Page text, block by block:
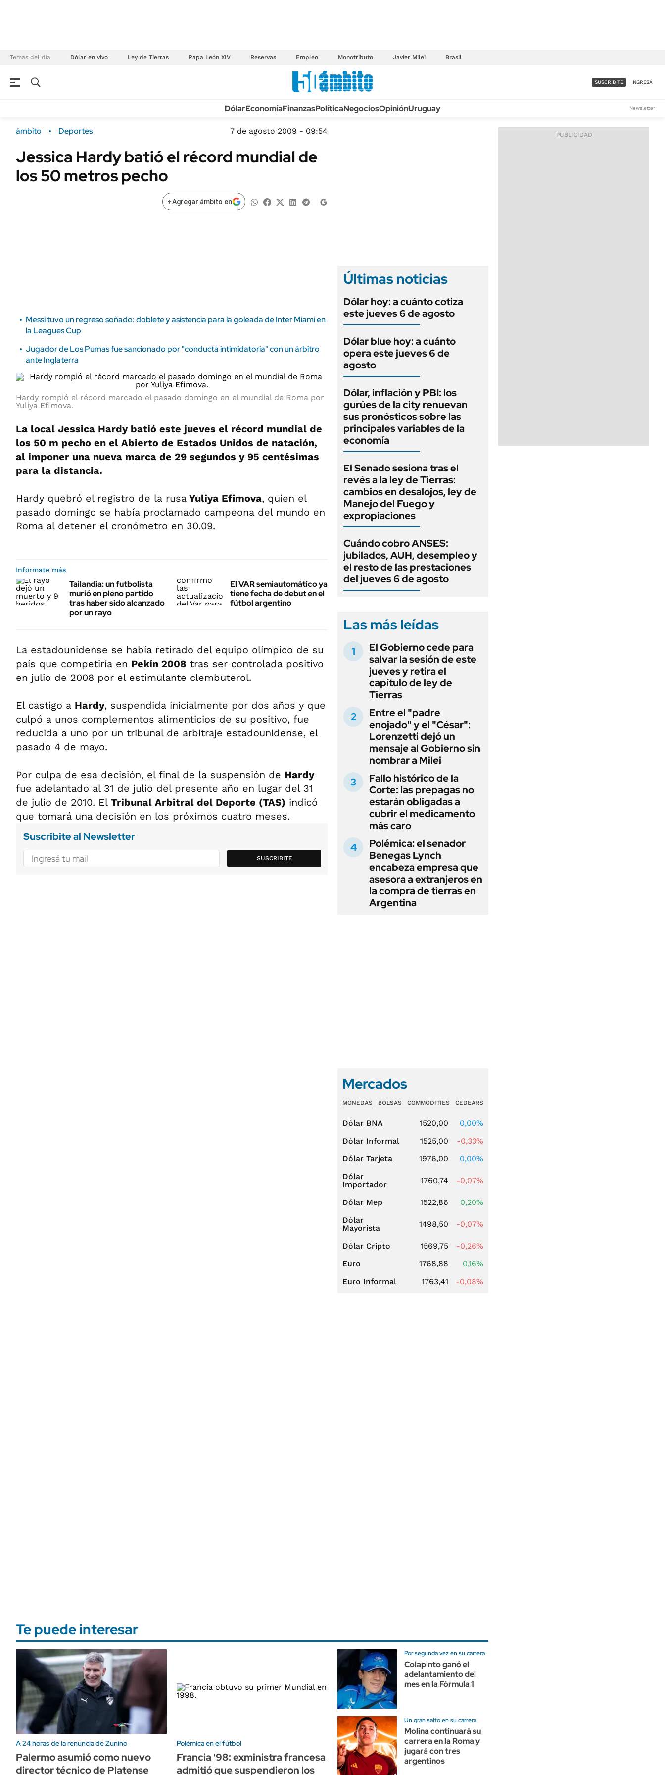
Temas del día Dólar en vivo Ley de Tierras Papa León XIV Reservas Empleo Monotributo Javier Milei Brasil
Campo
FINANZAS
Sustentabilidad
Seguros
POLÍTICA
TECNOLOGÍA
MÉXICO
MUNDO
ACCESO FULL - $1.800/MES
SUSCRIBITE INGRESÁ
DólarEconomíaFinanzasPolíticaNegociosOpiniónUruguay Newsletter
ámbito Deportes 7 de agosto 2009 - 09:54
Jessica Hardy batió el récord mundial de
los 50 metros pecho
+Agregar ámbito en
Messi tuvo un regreso soñado: doblete y asistencia para la goleada de Inter Miami en
la Leagues Cup
Jugador de Los Pumas fue sancionado por "conducta intimidatoria" con un árbitro
ante Inglaterra
Hardy rompió el récord marcado el pasado domingo en el mundial de Roma por
Yuliya Efimova.
La local Jessica Hardy batió este jueves el récord mundial de
los 50 m pecho en el Abierto de Estados Unidos de natación,
al imponer una nueva marca de 29 segundos y 95 centésimas
para la distancia.
Hardy quebró el registro de la rusa Yuliya Efimova, quien el
pasado domingo se había proclamado campeona del mundo en
Roma al detener el cronómetro en 30.09.
Informate más
Tailandia: un futbolista
murió en pleno partido
tras haber sido alcanzado
por un rayo
El VAR semiautomático ya
tiene fecha de debut en el
fútbol argentino
La estadounidense se había retirado del equipo olímpico de su
país que competiría en Pekín 2008 tras ser controlada positivo
en julio de 2008 por el estimulante clembuterol.
El castigo a Hardy, suspendida inicialmente por dos años y que
culpó a unos complementos alimenticios de su positivo, fue
reducida a uno por un tribunal de arbitraje estadounidense, el
pasado 4 de mayo.
Por culpa de esa decisión, el final de la suspensión de Hardy
fue adelantado al 31 de julio del presente año en lugar del 31
de julio de 2010. El Tribunal Arbitral del Deporte (TAS) indicó
que tomará una decisión en los próximos cuatro meses.
Suscribite al Newsletter
SUSCRIBITE
Últimas noticias
Dólar hoy: a cuánto cotiza
este jueves 6 de agosto
Dólar blue hoy: a cuánto
opera este jueves 6 de
agosto
Dólar, inflación y PBI: los
gurúes de la city renuevan
sus pronósticos sobre las
principales variables de la
economía
El Senado sesiona tras el
revés a la ley de Tierras:
cambios en desalojos, ley de
Manejo del Fuego y
expropiaciones
Cuándo cobro ANSES:
jubilados, AUH, desempleo y
el resto de las prestaciones
del jueves 6 de agosto
Las más leídas
El Gobierno cede para
salvar la sesión de este
jueves y retira el
capítulo de ley de
Tierras
Entre el "padre
enojado" y el "César":
Lorenzetti dejó un
mensaje al Gobierno sin
nombrar a Milei
Fallo histórico de la
Corte: las prepagas no
estarán obligadas a
cubrir el medicamento
más caro
Polémica: el senador
Benegas Lynch
encabeza empresa que
asesora a extranjeros en
la compra de tierras en
Argentina
Mercados
MONEDAS BOLSAS COMMODITIES CEDEARS
Dólar BNA 1520,00
0,00%
Dólar Informal
1525,00
-0,33%
Dólar Tarjeta
1976,00
0,00%
Dólar
Importador
1760,74 -0,07%
Dólar Mep 1522,86
0,20%
Dólar
Mayorista
1498,50 -0,07%
Dólar Cripto 1569,75
-0,26%
Euro
1768,88
0,16%
Euro Informal
1763,41 -0,08%
Te puede interesar
A 24 horas de la renuncia de Zunino
Palermo asumió como nuevo
director técnico de Platense
Polémica en el fútbol
Francia '98: exministra francesa
admitió que suspendieron los
Por segunda vez en su carrera
Colapinto ganó el
adelantamiento del
mes en la Fórmula 1
Un gran salto en su carrera
Molina continuará su
carrera en la Roma y
jugará con tres
argentinos